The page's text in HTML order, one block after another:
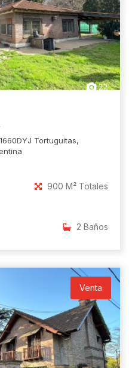
22
Tortuguitas,
900 M² Totales
2 Baños
Venta